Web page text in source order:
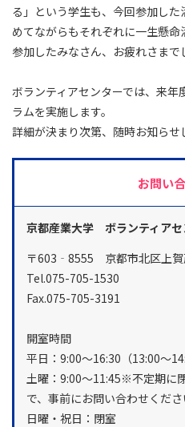
る」という学生も、今回参加し
めてながらもそれぞれに一生懸命
参加したみなさん、お疲れさまで
ボランティアセンターでは、来
ラムを実施します。
詳細が決まり次第、随時お知らせ
お問い
京都産業大学 ボランティアセ
〒603‐8555 京都市北区上賀
Tel.075-705-1530
Fax.075-705-3191
開室時間
平日：9:00～16:30（13:00～
土曜：9:00～11:45※不定期に
で、事前にお問い合わせくださ
日曜・祝日：閉室